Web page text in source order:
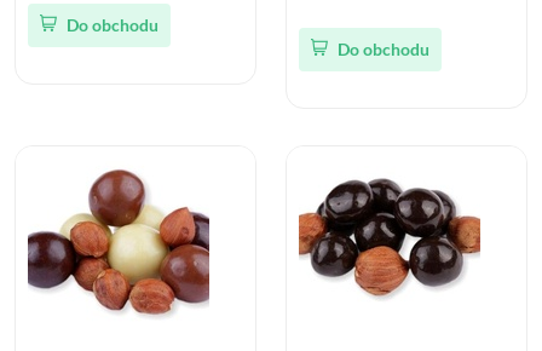
Do obchodu
Do obchodu